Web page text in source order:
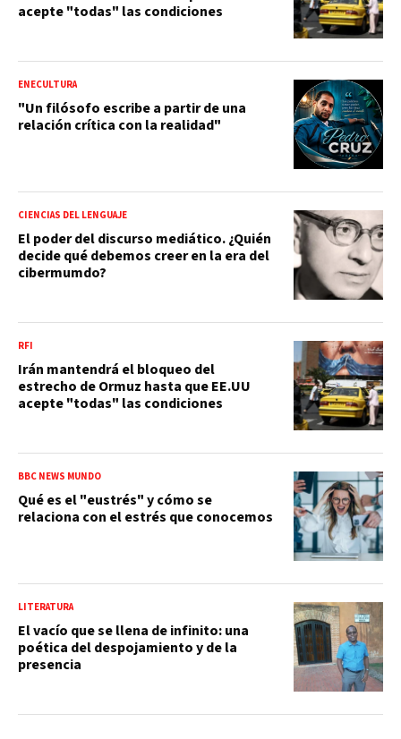
acepte "todas" las condiciones
ENECULTURA
"Un filósofo escribe a partir de una
relación crítica con la realidad"
CIENCIAS DEL LENGUAJE
El poder del discurso mediático. ¿Quién
decide qué debemos creer en la era del
cibermumdo?
RFI
Irán mantendrá el bloqueo del
estrecho de Ormuz hasta que EE.UU
acepte "todas" las condiciones
BBC NEWS MUNDO
Qué es el "eustrés" y cómo se
relaciona con el estrés que conocemos
LITERATURA
El vacío que se llena de infinito: una
poética del despojamiento y de la
presencia